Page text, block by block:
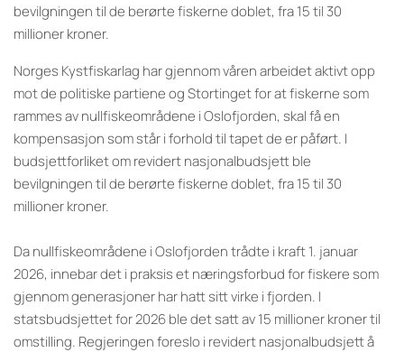
bevilgningen til de berørte fiskerne doblet, fra 15 til 30
millioner kroner.
Norges Kystfiskarlag har gjennom våren arbeidet aktivt opp
mot de politiske partiene og Stortinget for at fiskerne som
rammes av nullfiskeområdene i Oslofjorden, skal få en
kompensasjon som står i forhold til tapet de er påført. I
budsjettforliket om revidert nasjonalbudsjett ble
bevilgningen til de berørte fiskerne doblet, fra 15 til 30
millioner kroner.
Da nullfiskeområdene i Oslofjorden trådte i kraft 1. januar
2026, innebar det i praksis et næringsforbud for fiskere som
gjennom generasjoner har hatt sitt virke i fjorden. I
statsbudsjettet for 2026 ble det satt av 15 millioner kroner til
omstilling. Regjeringen foreslo i revidert nasjonalbudsjett å